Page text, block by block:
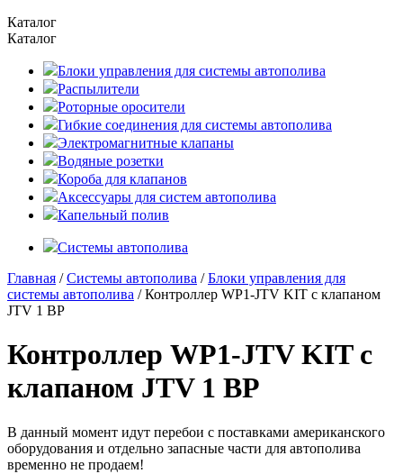
Каталог
Каталог
Блоки управления для системы автополива
Распылители
Роторные оросители
Гибкие соединения для системы автополива
Электромагнитные клапаны
Водяные розетки
Короба для клапанов
Аксессуары для систем автополива
Капельный полив
Системы автополива
Главная /Системы автополива /Блоки управления для
системы автополива / Контроллер WP1-JTV KIT с клапаном
JTV 1 BP
Контроллер WP1-JTV KIT с
клапаном JTV 1 BP
В данный момент идут перебои с поставками американского
оборудования и отдельно запасные части для автополива
временно не продаем!